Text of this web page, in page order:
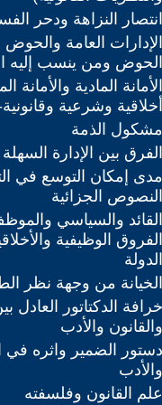
انتصار النزاهة ودحر
الإدارات العامة
الحوض ومن ينسب إليه
الأمانة المادية والأمانة
أخلاقية وشرعية
مشكول الذمة
الفرق بين الإدارة
مدى إمكان التوسع في
النصوص الجزائية
القائد والسياسي
الفروق الوظيفية
الدولة
الخيانة من وجهة نظر
خرافة الدكتاتور العادل
والقانون والأدب
دستور الضمير واثره في
والأدب
علم القانون وفلسفته